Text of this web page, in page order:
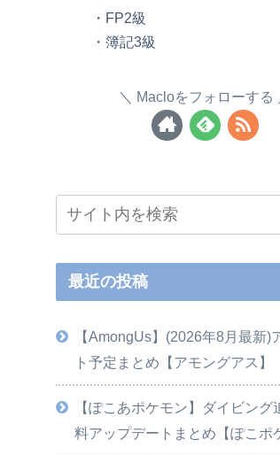
・FP2級
・簿記3級
Macloをフォローする
最近の投稿
【AmongUs】(2026年8月最新)
ト予定まとめ【アモングアス】
【ぽこあポケモン】ダイビング
料アップデートまとめ【ぽこポ